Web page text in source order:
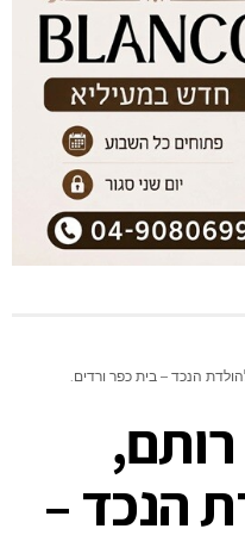
הנכד – בית כפר ורדים.
הנכד –